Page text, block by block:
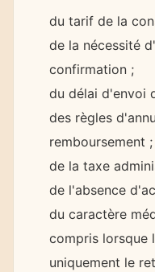
du tarif de la
de la nécessité
confirmation ;
du délai d'envoi
des règles
remboursement ;
de la taxe
de l'absence
du caractère
compris lorsque
uniquement le